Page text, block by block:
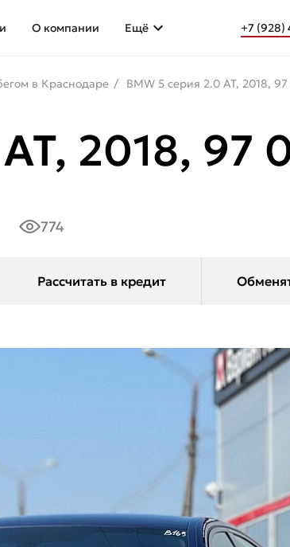
О компании Ещё +7 (928)
в Краснодаре BMW 5 серия 2.0 AT, 2018,
2018, 97
774